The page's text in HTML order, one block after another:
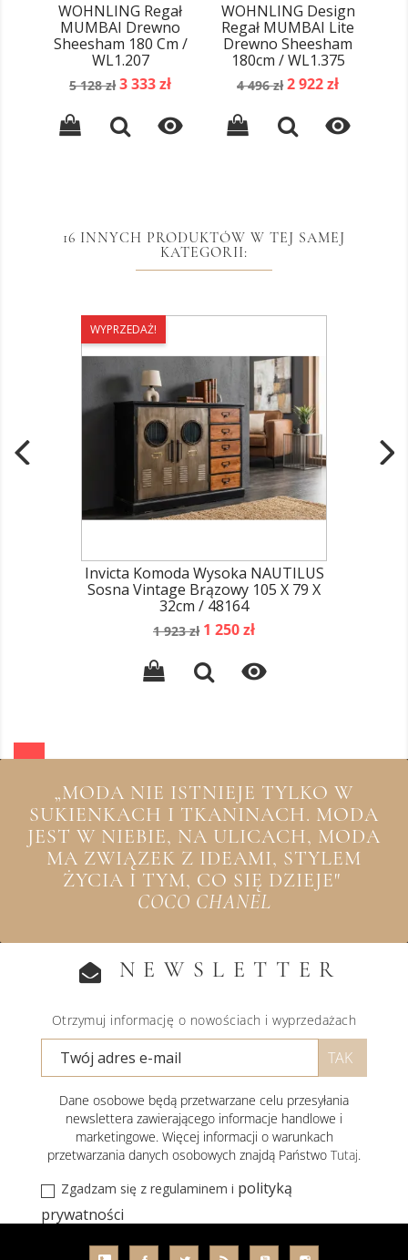
WOHNLING Regał
MUMBAI Drewno
Sheesham 180 Cm /
WL1.207
Cena
5 128 zł Cena
3 333 zł

WOHNLING Design
Regał MUMBAI Lite
Drewno Sheesham
180cm / WL1.375
Cena
4 496 zł Cena
2 922 zł

16 INNYCH PRODUKTÓW W TEJ SAMEJ
KATEGORII:
WYPRZEDAŻ!
Invicta Komoda Wysoka NAUTILUS
Sosna Vintage Brązowy 105 X 79 X
32cm / 48164
Cena
1 923 zł Cena
1 250 zł

„MODA NIE ISTNIEJE TYLKO W
SUKIENKACH I TKANINACH. MODA
JEST W NIEBIE, NA ULICACH, MODA
MA ZWIĄZEK Z IDEAMI, STYLEM
ŻYCIA I TYM, CO SIĘ DZIEJE"
COCO CHANEL
NEWSLETTER
Otrzymuj informację o nowościach i wyprzedażach
Dane osobowe będą przetwarzane celu przesyłania
newslettera zawierającego informacje handlowe i
marketingowe. Więcej informacji o warunkach
przetwarzania danych osobowych znajdą Państwo Tutaj.
Zgadzam się z regulaminem i polityką
prywatności